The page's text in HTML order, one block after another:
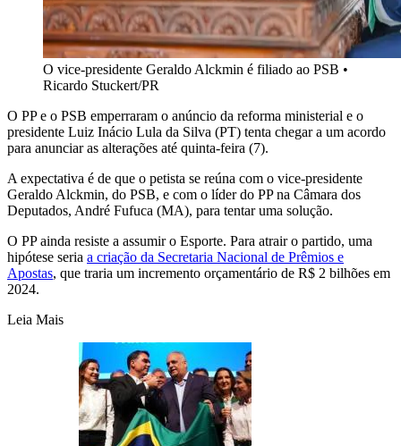
O vice-presidente Geraldo Alckmin é filiado ao PSB •
Ricardo Stuckert/PR
O PP e o PSB emperraram o anúncio da reforma ministerial e o
presidente Luiz Inácio Lula da Silva (PT) tenta chegar a um acordo
para anunciar as alterações até quinta-feira (7).
A expectativa é de que o petista se reúna com o vice-presidente
Geraldo Alckmin, do PSB, e com o líder do PP na Câmara dos
Deputados, André Fufuca (MA), para tentar uma solução.
O PP ainda resiste a assumir o Esporte. Para atrair o partido, uma
hipótese seria a criação da Secretaria Nacional de Prêmios e
Apostas, que traria um incremento orçamentário de R$ 2 bilhões em
2024.
Leia Mais